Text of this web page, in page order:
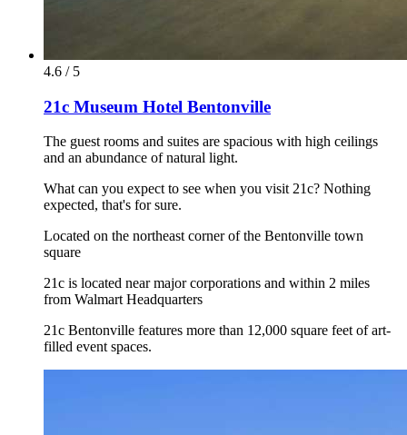
4.6 / 5
21c Museum Hotel Bentonville
The guest rooms and suites are spacious with high ceilings
and an abundance of natural light.
What can you expect to see when you visit 21c? Nothing
expected, that's for sure.
Located on the northeast corner of the Bentonville town
square
21c is located near major corporations and within 2 miles
from Walmart Headquarters
21c Bentonville features more than 12,000 square feet of art-
filled event spaces.